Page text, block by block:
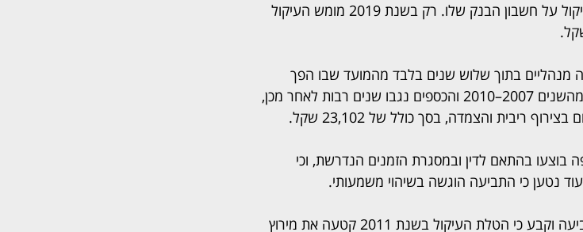
המועצה בהליכי גבייה, ובנובמבר 2011 הוטל עיקול על חשבון הבנק שלו. רק בשנת 2019 מומש העיקול
מנהליים בתוך שלוש שנים בלבד מהמועד שבו הפך
החוב לסופי. לכן, לשיטתו, מאחר שמדובר בחוב מהשנים 2007–2010 והכספים נגבו שנים רבות לאחר מכן,
ריבית והצמדה, בסך כולל של 23,102 שקל.
בוצעו בהתאם לדין ובמסגרת הזמנים הנדרשת, וכי
נטען כי התביעה הוגשה בשיהוי משמעותי.
הרשם הבכיר יוסף פיניאן (בצילום) דחה את התביעה וקבע כי הטלת העיקול בשנת 2011 קטעה את מירוץ